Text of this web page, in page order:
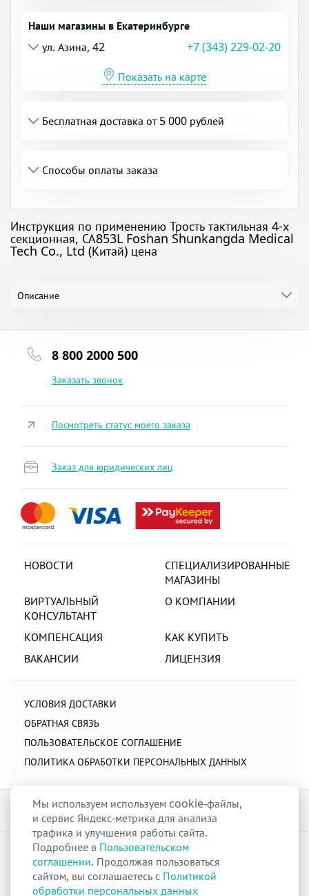
Наши магазины в Екатеринбурге
ул. Азина, 42
+7 (343) 229-02-20
Показать на карте
Бесплатная доставка от 5 000 рублей
Способы оплаты заказа
Инструкция по применению Трость тактильная 4-х
секционная, СА853L Foshan Shunkangda Medical
Tech Co., Ltd (Китай) цена
Описание
8 800 2000 500
Заказать звонок
НОВОСТИ
СПЕЦИАЛИЗИРОВАННЫЕ
МАГАЗИНЫ
ВИРТУАЛЬНЫЙ
КОНСУЛЬТАНТ
О КОМПАНИИ
КОМПЕНСАЦИЯ
КАК КУПИТЬ
ВАКАНСИИ
ЛИЦЕНЗИЯ
УСЛОВИЯ ДОСТАВКИ
ОБРАТНАЯ СВЯЗЬ
ПОЛЬЗОВАТЕЛЬСКОЕ СОГЛАШЕНИЕ
ПОЛИТИКА ОБРАБОТКИ ПЕРСОНАЛЬНЫХ ДАННЫХ
Посмотреть статус моего заказа
Заказ для юридических лиц
raduga-ural.ru ©
Группа компаний Радуга
ЛицензияЛ042-00110-77/00263680 от 07 декабря 2017 г.
Разрешение№Р013-00110-66/03100314на дистанционную торговлю
лекарственными препаратами от 02 сентября 2025 г.
Мы используем используем cookie-файлы,
и сервис Яндекс-метрика для анализа
трафика и улучшения работы сайта.
Подробнее в Пользовательском
соглашении. Продолжая пользоваться
сайтом, вы соглашаетесь с Политикой
обработки персональных данных